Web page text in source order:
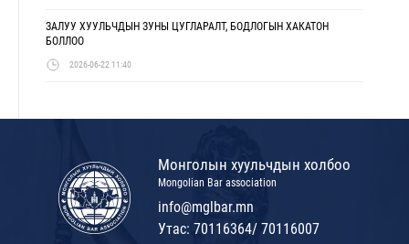
ЗАЛУУ ХУУЛЬЧДЫН ЗУНЫ ЦУГЛАРАЛТ, БОДЛОГЫН ХАКАТОН
БОЛЛОО
2026-06-22 11:40
Монголын хуульчдын холбоо
Mongolian Bar association
info@mglbar.mn
Утас: 70116364/ 70116007